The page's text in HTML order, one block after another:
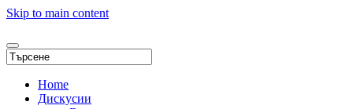
Skip to main content
Home
Дискусии